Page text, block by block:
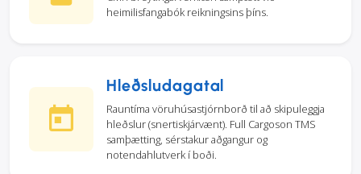
heimilisfangabók reikningsins þíns.
Hleðsludagatal
Rauntíma vöruhúsastjórnborð til að skipuleggja
hleðslur (snertiskjárvænt). Full Cargoson TMS
samþætting, sérstakur aðgangur og
notendahlutverk í boði.